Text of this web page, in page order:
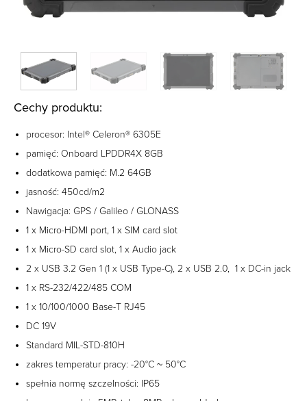
Cechy produktu:
procesor: Intel® Celeron® 6305E
pamięć: Onboard LPDDR4X 8GB
dodatkowa pamięć: M.2 64GB
jasność: 450cd/m2
Nawigacja: GPS / Galileo / GLONASS
1 x Micro-HDMI port, 1 x SIM card slot
1 x Micro-SD card slot, 1 x Audio jack
2 x USB 3.2 Gen 1 (1 x USB Type-C), 2 x USB 2.0, 1 x DC-in jack
1 x RS-232/422/485 COM
1 x 10/100/1000 Base-T RJ45
DC 19V
Standard MIL-STD-810H
zakres temperatur pracy: -20°C ~ 50°C
spełnia normę szczelności: IP65